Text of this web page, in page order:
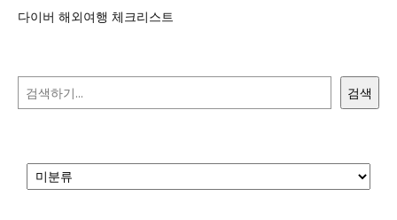
다이버 해외여행 체크리스트
검색